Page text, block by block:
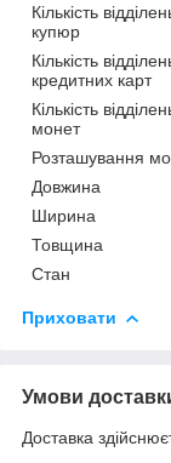
Кількість
купюр
Кількість
кредитних карт
Кількість
монет
Розташування
Довжина
Ширина
Товщина
Стан
Приховати
Умови
Доставка